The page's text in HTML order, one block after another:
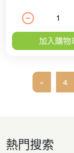
加入購物
« 4
熱門搜索